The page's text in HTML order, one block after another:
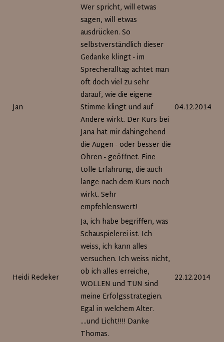
Jan
Wer spricht, will etwas
sagen, will etwas
ausdrücken. So
selbstverständlich dieser
Gedanke klingt - im
Sprecheralltag achtet man
oft doch viel zu sehr
darauf, wie die eigene
Stimme klingt und auf
Andere wirkt. Der Kurs bei
Jana hat mir dahingehend
die Augen - oder besser die
Ohren - geöffnet. Eine
tolle Erfahrung, die auch
lange nach dem Kurs noch
wirkt. Sehr
empfehlenswert!
04.12.2014
Heidi Redeker
Ja, ich habe begriffen, was
Schauspielerei ist. Ich
weiss, ich kann alles
versuchen. Ich weiss nicht,
ob ich alles erreiche,
WOLLEN und TUN sind
meine Erfolgsstrategien.
Egal in welchem Alter.
....und Licht!!!! Danke
Thomas.
22.12.2014